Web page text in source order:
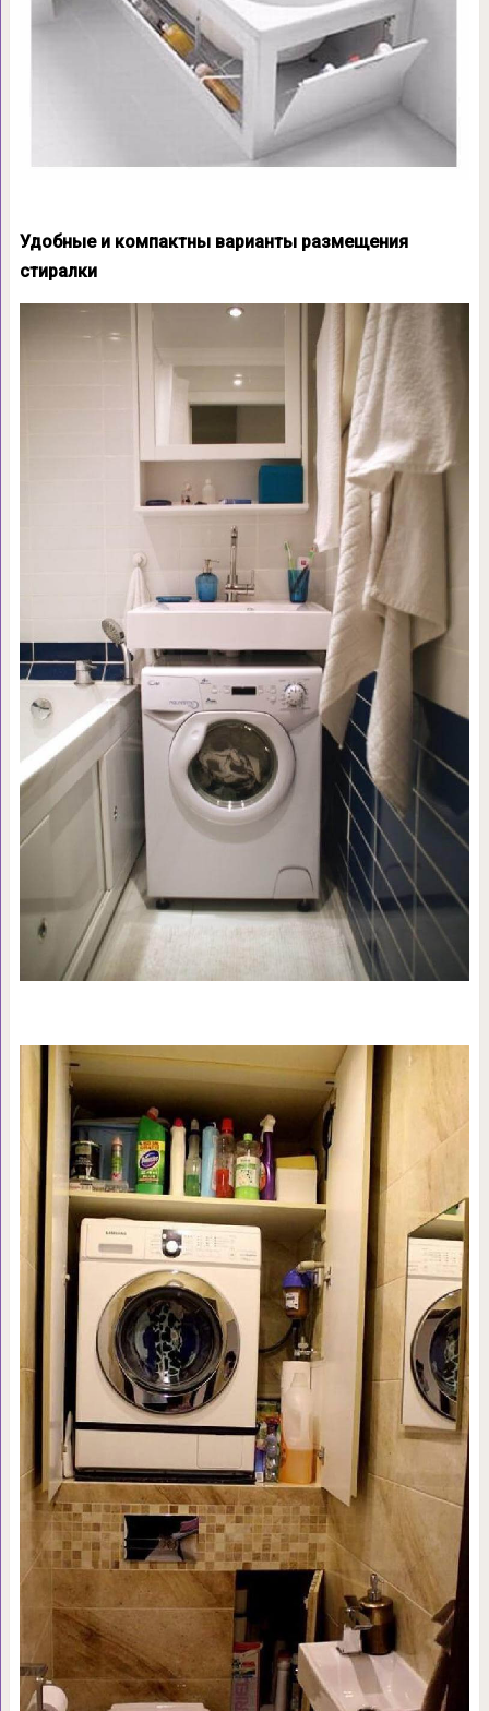
Удобные и компактны варианты размещения
стиралки